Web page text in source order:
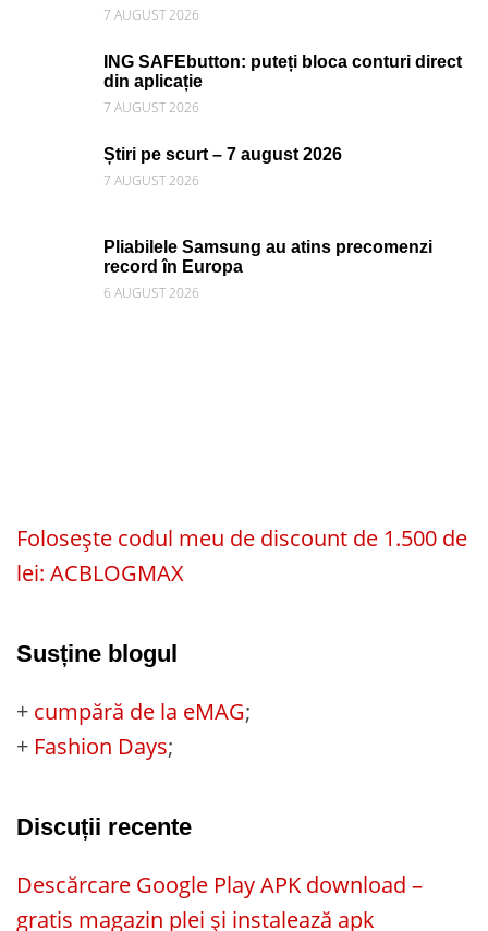
7 AUGUST 2026
ING SAFEbutton: puteți bloca conturi direct
din aplicație
7 AUGUST 2026
Știri pe scurt – 7 august 2026
7 AUGUST 2026
Pliabilele Samsung au atins precomenzi
record în Europa
6 AUGUST 2026
Folosește codul meu de discount de 1.500 de
lei: ACBLOGMAX
Susține blogul
+ cumpără de la eMAG;
+ Fashion Days;
Discuții recente
Descărcare Google Play APK download –
gratis magazin plei și instalează apk